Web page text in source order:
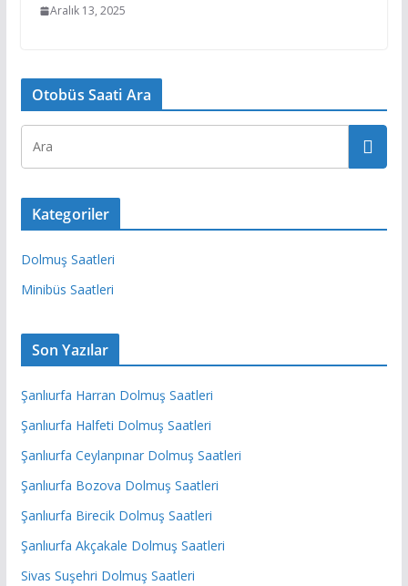
Aralık 13, 2025
Otobüs Saati Ara
Kategoriler
Dolmuş Saatleri
Minibüs Saatleri
Son Yazılar
Şanlıurfa Harran Dolmuş Saatleri
Şanlıurfa Halfeti Dolmuş Saatleri
Şanlıurfa Ceylanpınar Dolmuş Saatleri
Şanlıurfa Bozova Dolmuş Saatleri
Şanlıurfa Birecik Dolmuş Saatleri
Şanlıurfa Akçakale Dolmuş Saatleri
Sivas Suşehri Dolmuş Saatleri